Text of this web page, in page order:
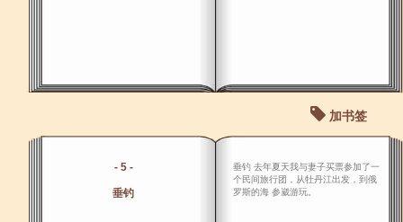
加书签
- 5 -
垂钓
垂钓 去年夏天我与妻子买票参加了一
个民间旅行团，从牡丹江出发，到俄
罗斯的海 参崴游玩。